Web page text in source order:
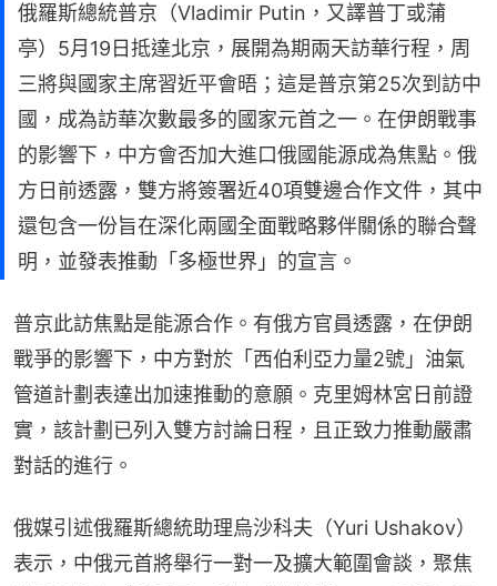
俄羅斯總統普京（Vladimir Putin，又譯普丁或蒲
亭）5月19日抵達北京，展開為期兩天訪華行程，周
三將與國家主席習近平會晤；這是普京第25次到訪中
國，成為訪華次數最多的國家元首之一。在伊朗戰事
的影響下，中方會否加大進口俄國能源成為焦點。俄
方日前透露，雙方將簽署近40項雙邊合作文件，其中
還包含一份旨在深化兩國全面戰略夥伴關係的聯合聲
明，並發表推動「多極世界」的宣言。
普京此訪焦點是能源合作。有俄方官員透露，在伊朗
戰爭的影響下，中方對於「西伯利亞力量2號」油氣
管道計劃表達出加速推動的意願。克里姆林宮日前證
實，該計劃已列入雙方討論日程，且正致力推動嚴肅
對話的進行。
俄媒引述俄羅斯總統助理烏沙科夫（Yuri Ushakov）
表示，中俄元首將舉行一對一及擴大範圍會談，聚焦